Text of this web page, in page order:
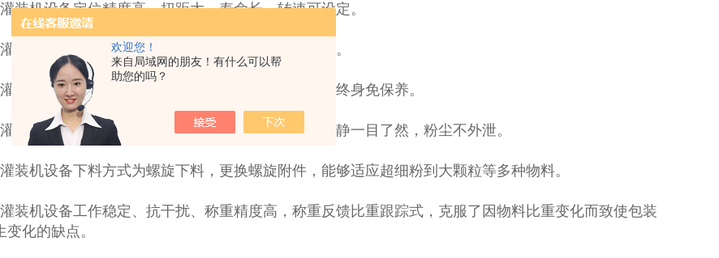
欢迎您！
来自局域网的朋友！有什么可以帮
助您的吗？
装机设备定位精度高、扭距大、寿命长、转速可设定。
装机随时可调，工作状态随时任意变换，操作便捷。
装机搅拌采用免保养减速电机：噪音低、寿命长、终身免保养。
装机全密封空气阻尼玻璃不锈钢组合料箱，物料动静一目了然，粉尘不外泄。
装机设备下料方式为螺旋下料，更换螺旋附件，能够适应超细粉到大颗粒等多种物料。
装机设备工作稳定、抗干扰、称重精度高，称重反馈比重跟踪式，克服了因物料比重变化而致使包装
变化的缺点。